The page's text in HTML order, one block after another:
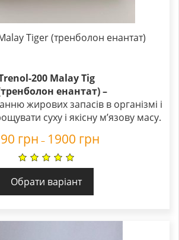
Tiger (тренболон енантат)
200 Malay Tig
енантат) –
жирових запасів в організмі і
суху і якісну м’язову масу.
грн – 1900 грн
Обрати варіант